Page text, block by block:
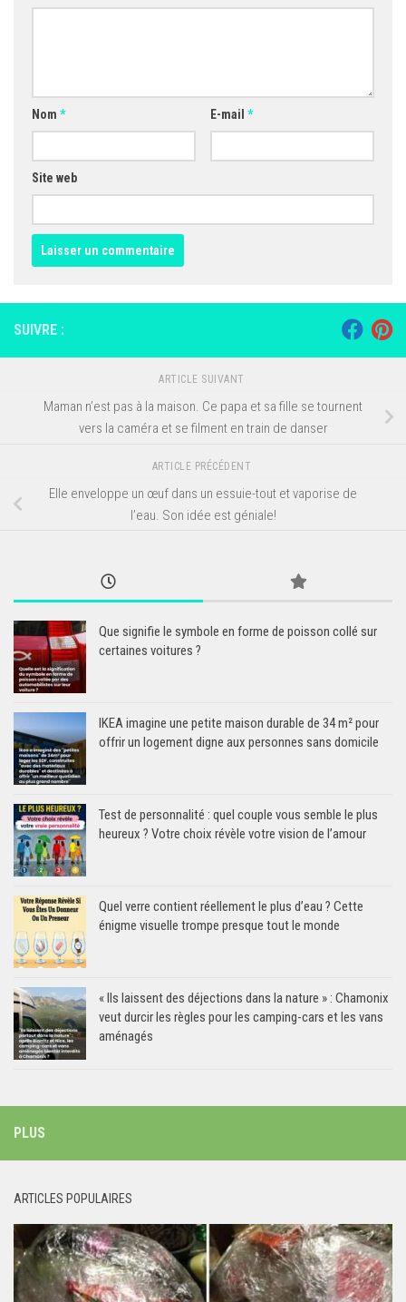
Nom * E-mail *
Site web
SUIVRE :
ARTICLE SUIVANT
Maman n’est pas à la maison. Ce papa et sa fille se tournent
vers la caméra et se filment en train de danser
ARTICLE PRÉCÉDENT
Elle enveloppe un œuf dans un essuie-tout et vaporise de
l’eau. Son idée est géniale!
Que signifie le symbole en forme de poisson collé sur
certaines voitures ?
IKEA imagine une petite maison durable de 34 m² pour
offrir un logement digne aux personnes sans domicile
Test de personnalité : quel couple vous semble le plus
heureux ? Votre choix révèle votre vision de l’amour
Quel verre contient réellement le plus d’eau ? Cette
énigme visuelle trompe presque tout le monde
« Ils laissent des déjections dans la nature » : Chamonix
veut durcir les règles pour les camping-cars et les vans
aménagés
PLUS
ARTICLES POPULAIRES